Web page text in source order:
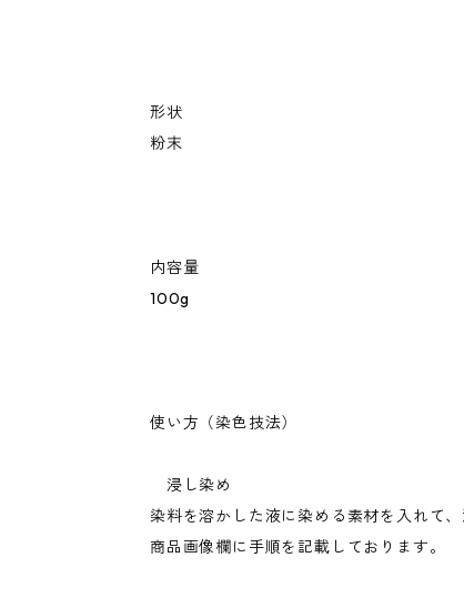
形状
粉末
内容量
100g
使い方（染色技法）
浸し染め
染料を溶かした液に染める素材を入れて、
商品画像欄に手順を記載しております。